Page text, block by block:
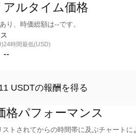
アルタイム価格
り、時価総額は--です。
24時間最低(USD)
--
USDTの報酬を得る
格パフォーマンス
トされてからの時間帯に及ぶチャートに